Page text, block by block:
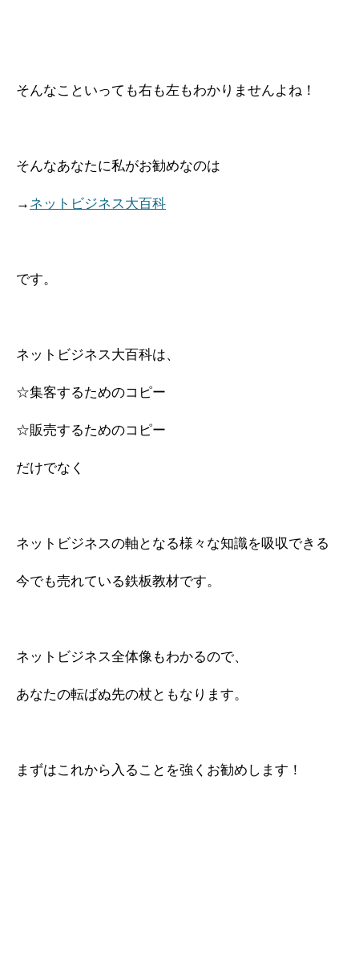
そんなこといっても右も左もわかりませんよね！
そんなあなたに私がお勧めなのは
→ ネットビジネス大百科
です。
ネットビジネス大百科は、
☆集客するためのコピー
☆販売するためのコピー
だけでなく
ネットビジネスの軸となる様々な知識を吸収できる
今でも売れている鉄板教材です。
ネットビジネス全体像もわかるので、
あなたの転ばぬ先の杖ともなります。
まずはこれから入ることを強くお勧めします！